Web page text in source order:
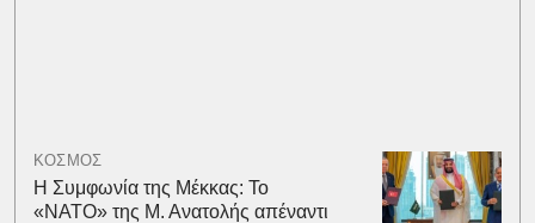
ΚΟΣΜΟΣ
Η Συμφωνία της Μέκκας: Το
«ΝΑΤΟ» της Μ. Ανατολής απέναντι